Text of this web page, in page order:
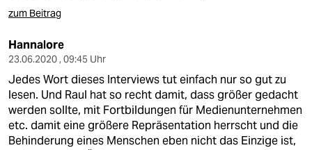
zum Beitrag
Hannalore
23.06.2020 , 09:45 Uhr
Jedes Wort dieses Interviews tut einfach nur so gut zu
lesen. Und Raul hat so recht damit, dass größer gedacht
werden sollte, mit Fortbildungen für Medienunternehmen
etc. damit eine größere Repräsentation herrscht und die
Behinderung eines Menschen eben nicht das Einzige ist,